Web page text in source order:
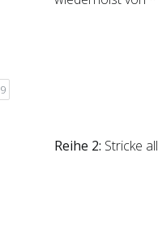
Reihe 2: Stricke